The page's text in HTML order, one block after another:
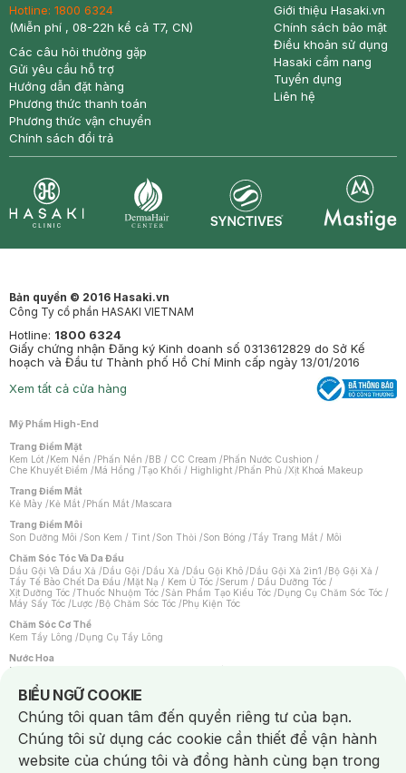
Hotline: 1800 6324
(Miễn phí , 08-22h kể cả T7, CN)
Các câu hỏi thường gặp
Gửi yêu cầu hỗ trợ
Hướng dẫn đặt hàng
Phương thức thanh toán
Phương thức vận chuyển
Chính sách đổi trả
Giới thiệu Hasaki.vn
Chính sách bảo mật
Điều khoản sử dụng
Hasaki cẩm nang
Tuyển dụng
Liên hệ
Bản quyền © 2016 Hasaki.vn
Công Ty cổ phần HASAKI VIETNAM
Hotline: 1800 6324
Giấy chứng nhận Đăng ký Kinh doanh số 0313612829 do Sở Kế
hoạch và Đầu tư Thành phố Hồ Chí Minh cấp ngày 13/01/2016
Xem tất cả cửa hàng
Mỹ Phẩm High-End
Trang Điểm Mặt
Kem Lót /Kem Nền /Phấn Nền /BB / CC Cream /Phấn Nước Cushion /
Che Khuyết Điểm /Má Hồng /Tạo Khối / Highlight /Phấn Phủ /Xịt Khoá Makeup
Trang Điểm Mắt
Kẻ Mày /Kẻ Mắt /Phấn Mắt /Mascara
Trang Điểm Môi
Son Dưỡng Môi /Son Kem / Tint /Son Thỏi /Son Bóng /Tẩy Trang Mắt / Môi
Chăm Sóc Tóc Và Da Đầu
Dầu Gội Và Dầu Xả /Dầu Gội /Dầu Xả /Dầu Gội Khô /Dầu Gội Xả 2in1 /Bộ Gội Xả /
Tẩy Tế Bào Chết Da Đầu /Mặt Nạ / Kem Ủ Tóc /Serum / Dầu Dưỡng Tóc /
Xịt Dưỡng Tóc /Thuốc Nhuộm Tóc /Sản Phẩm Tạo Kiểu Tóc /Dụng Cụ Chăm Sóc Tóc /
Máy Sấy Tóc /Lược /Bộ Chăm Sóc Tóc /Phụ Kiện Tóc
Chăm Sóc Cơ Thể
Kem Tẩy Lông /Dụng Cụ Tẩy Lông
Nước Hoa
Nước Hoa Nữ
Chăm Sóc Cá Nhân
Chống Muỗi /Khẩu Trang /Máy Massage/Mặt Nạ Xông Hơi /Nước Rửa Tay/
Sản Phẩm Chăm Sóc Khác /Bàn Chải Đánh Răng /Bàn Chải Điện/
Hỗ Trợ Trắng Răng/Kem Đánh Răng /Máy Tăm Nước/ Nước Súc Miệng/
Tăm / Chỉ Nha Khoa/ Xịt Thơm Miệng / Dung Dịch Vệ Sinh/Dưỡng Vùng Kín/
Khăn Ướt Vệ Sinh Vùng Kín/Băng Vệ Sinh/Tampon/Bọt Cạo Râu /Dao Cạo Râu/
Máy Cạo Râu
BIỂU NGỮ COOKIE
Notice about cookies usage
Chúng tôi quan tâm đến quyền riêng tư của bạn.
Chúng tôi sử dụng các cookie cần thiết để vận hành
website của chúng tôi và đồng hành cùng bạn trong